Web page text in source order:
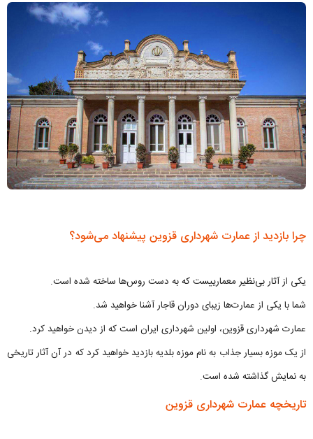
چرا بازدید از عمارت شهرداری قزوین پیشنهاد می‌شود؟
یکی از آثار بی‌نظیر معمارییست که به دست روس‌ها ساخته شده است.
شما با یکی از عمارت‌ها زیبای دوران قاجار آشنا خواهید شد.
عمارت شهرداری قزوین، اولین شهرداری ایران است که از دیدن خواهید کرد.
از یک موزه بسیار جذاب به نام موزه بلدیه بازدید خواهید کرد که در آن آثار تاریخی
به نمایش گذاشته شده است.
تاریخچه عمارت شهرداری قزوین